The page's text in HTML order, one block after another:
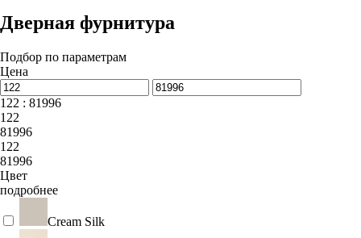
Дверная фурнитура
Подбор по параметрам
Цена
122 : 81996
122
81996
122
81996
Цвет
подробнее
Cream Silk